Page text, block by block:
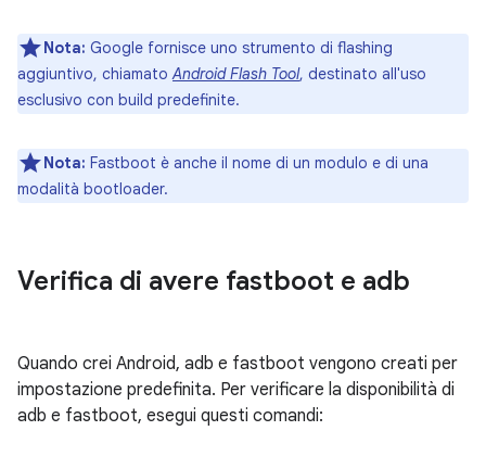
Nota: Google fornisce uno strumento di flashing
aggiuntivo, chiamatoAndroid Flash Tool, destinato all'uso
esclusivo con build predefinite.
Nota: Fastboot è anche il nome di un modulo e di una
modalità bootloader.
Verifica di avere fastboot e adb
Quando crei Android, adb e fastboot vengono creati per
impostazione predefinita. Per verificare la disponibilità di
adb e fastboot, esegui questi comandi: